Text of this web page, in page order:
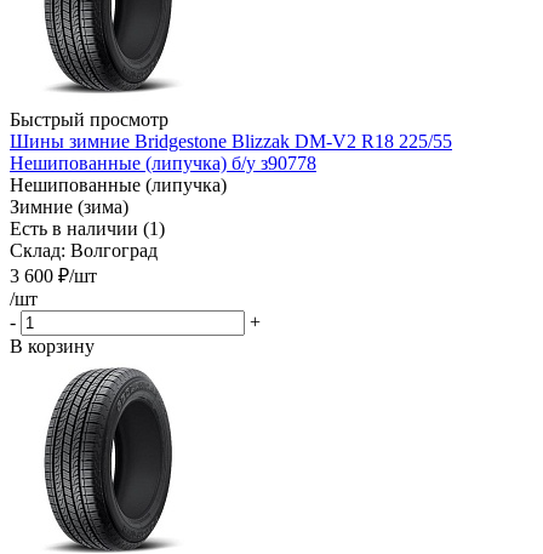
Быстрый просмотр
Шины зимние Bridgestone Blizzak DM-V2 R18 225/55
Нешипованные (липучка) б/у з90778
Нешипованные (липучка)
Зимние (зима)
Есть в наличии (1)
Склад: Волгоград
3 600 ₽/шт
/шт
-
+
В корзину